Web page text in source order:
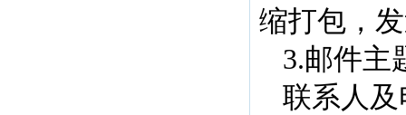
缩打包，
3.邮件主
联系人及